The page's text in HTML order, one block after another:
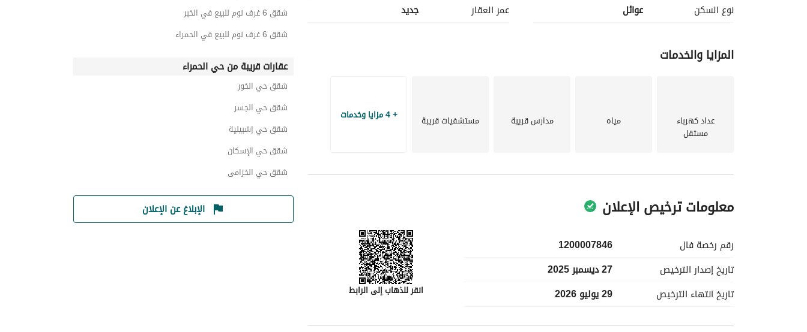
المساحة: 160 م²
التقسيمات:
الموقع: الخبر – حي الحمراء (الشبيلي)
نوع السكن
عوائل
عمر العقار
جديد
المزايا والخدمات
عداد كهرباء
مستقل
مياه مدارس قريبة مستشفيات قريبة + 4 مزايا وخدمات
معلومات ترخيص الإعلان
رقم رخصة فال
1200007846
تاريخ إصدار الترخيص
27 ديسمبر 2025
تاريخ انتهاء الترخيص 29 يوليو 2026 انقر للذهاب إلى الرابط
شقق 6 غرف نوم للبيع في الخبر
شقق 6 غرف نوم للبيع في الحمراء
عقارات قريبة من حي الحمراء
شقق حي الخور
شقق حي الجسر
شقق حي إشبيلية
شقق حي الإسكان
شقق حي الخزامى
الإبلاغ عن الإعلان